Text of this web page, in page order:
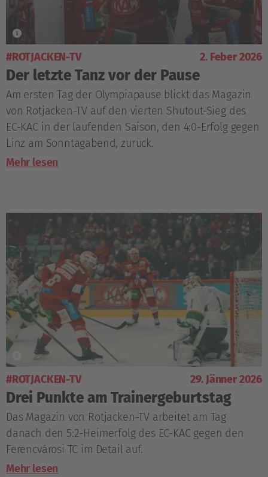
#ROTJACKEN-TV 2. Feber 2026
Der letzte Tanz vor der Pause
Am ersten Tag der Olympiapause blickt das Magazin
von Rotjacken-TV auf den vierten Shutout-Sieg des
EC-KAC in der laufenden Saison, den 4:0-Erfolg gegen
Linz am Sonntagabend, zurück.
Mehr lesen
#ROTJACKEN-TV 29. Jänner 2026
Drei Punkte am Trainergeburtstag
Das Magazin von Rotjacken-TV arbeitet am Tag
danach den 5:2-Heimerfolg des EC-KAC gegen den
Ferencvárosi TC im Detail auf.
Mehr lesen